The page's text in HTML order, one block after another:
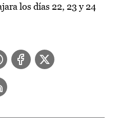
los días 22, 23 y 24